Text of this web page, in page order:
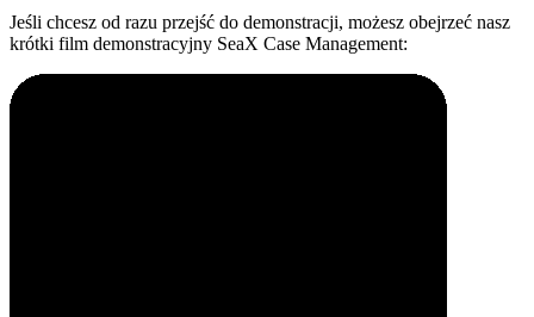
Jeśli chcesz od razu przejść do demonstracji, możesz obejrzeć nasz
krótki film demonstracyjny SeaX Case Management: